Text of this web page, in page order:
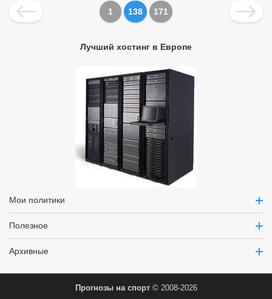
1 138 171
Лучший хостинг в Европе
Мои политики
Полезное
Архивные
Прогнозы на спорт© 2008-2026